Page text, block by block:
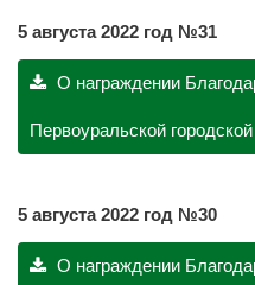
5 августа 2022 год №31
О награждении
Первоуральской
5 августа 2022 год №30
О награждении